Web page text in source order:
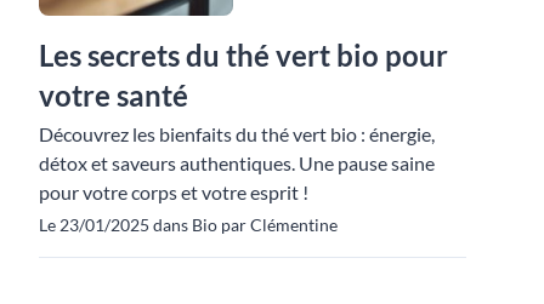
Les secrets du thé vert bio pour
votre santé
Découvrez les bienfaits du thé vert bio : énergie,
détox et saveurs authentiques. Une pause saine
pour votre corps et votre esprit !
Le 23/01/2025 dans Bio par Clémentine